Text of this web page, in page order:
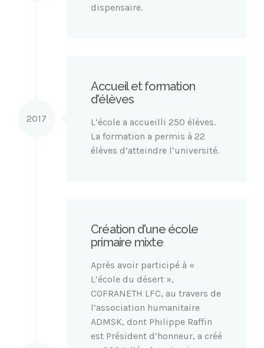
dispensaire.
Accueil et formation
d'élèves
L’école a accueilli 250 élèves.
La formation a permis à 22
élèves d’atteindre l’université.
2017
Création d'une école
primaire mixte
Après avoir participé à «
L’école du désert »,
COFRANETH LFC, au travers de
l’association humanitaire
ADMSK, dont Philippe Raffin
est Président d’honneur, a créé